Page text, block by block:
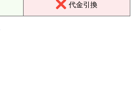
代金引換